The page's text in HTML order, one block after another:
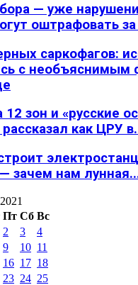
— уже
оштрафовать
саркофагов:
с необъяснимым
12 зон и «русские
как ЦРУ
зачем нам
Пт Сб Вс
2 3
4
9 10 11
16 17 18
23 24 25